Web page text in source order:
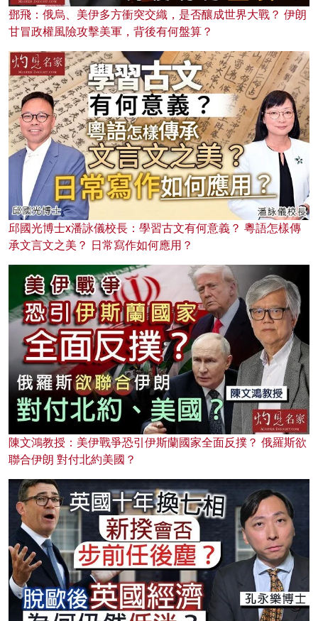
鄧飛：俄烏、美伊多方衝突交織，是否釀成世界大戰？ 伊朗
甘冒政權風險攻擊美軍，背後有何盤算？
邱國光博士x潘詠儀校長：學習古文有何意義？ 粵語怎樣傳
承文言文之美？ 日常寫作如何應用？
陳文鴻教授：美伊戰爭恐引伊斯蘭國家全面反撲？ 俄羅斯欲
聯合伊朗 對付北約美國？